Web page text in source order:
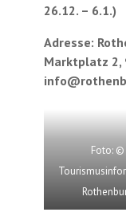
26.12. – 6.1.)
Adresse:
Marktplatz 2,
Foto: ©